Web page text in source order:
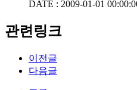
DATE : 2009-01-01
관련링크
이전글
다음글